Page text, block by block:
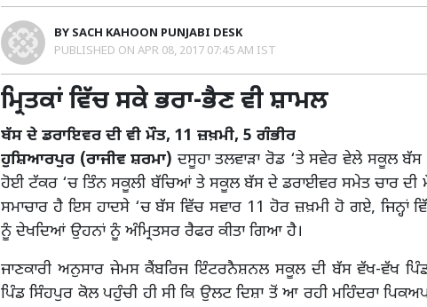
BY SACH KAHOON PUNJABI DESK
PUBLISHED ON APR 08, 2017 07:45 AM IST
ਮ੍ਰਿਤਕਾਂ ਵਿੱਚ ਸਕੇ ਭਰਾ-ਭੈਣ ਵੀ ਸ਼ਾਮਲ
ਬੱਸ ਦੇ ਡਰਾਇਵਰ ਦੀ ਵੀ ਮੌਤ, 11 ਜ਼ਖ਼ਮੀ, 5 ਗੰਭੀਰ
ਹੁਸ਼ਿਆਰਪੁਰ (ਰਾਜੀਵ ਸ਼ਰਮਾ) ਦਸੂਹਾ ਤਲਵਾੜਾ ਰੋਡ ‘ਤੇ ਸਵੇਰ ਵੇਲੇ ਸਕੂਲ
ਹੋਈ ਟੱਕਰ ‘ਚ ਤਿੰਨ ਸਕੂਲੀ ਬੱਚਿਆਂ ਤੇ ਸਕੂਲ ਬੱਸ ਦੇ ਡਰਾਈਵਰ ਸਮੇਤ ਚਾਰ ਦੀ
ਸਮਾਚਾਰ ਹੈ ਇਸ ਹਾਦਸੇ ‘ਚ ਬੱਸ ਵਿੱਚ ਸਵਾਰ 11 ਹੋਰ ਜ਼ਖ਼ਮੀ ਹੋ ਗਏ, ਜਿਨ੍ਹਾਂ
ਨੂੰ ਦੇਖਦਿਆਂ ਉਹਨਾਂ ਨੂੰ ਅੰਮ੍ਰਿਤਸਰ ਰੈਫਰ ਕੀਤਾ ਗਿਆ ਹੈ।
ਜਾਣਕਾਰੀ ਅਨੁਸਾਰ ਜੇਮਸ ਕੈਂਬਰਿਜ ਇੰਟਰਨੈਸ਼ਨਲ ਸਕੂਲ ਦੀ ਬੱਸ ਵੱਖ-ਵੱਖ
ਪਿੰਡ ਸਿੰਹਪੁਰ ਕੋਲ ਪਹੁੰਚੀ ਹੀ ਸੀ ਕਿ ਉਲਟ ਦਿਸ਼ਾ ਤੋਂ ਆ ਰਹੀ ਮਹਿੰਦਰਾ